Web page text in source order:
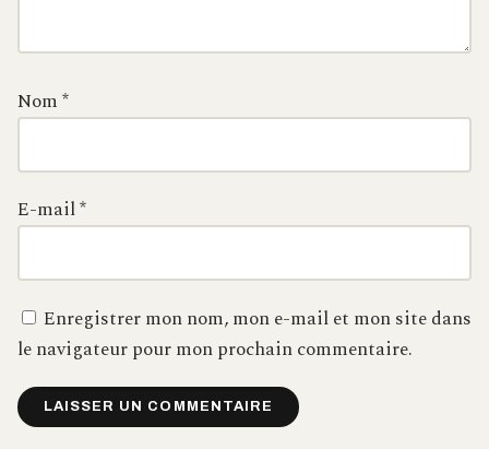
Nom*
E-mail*
Enregistrer mon nom, mon e-mail et mon site dans
le navigateur pour mon prochain commentaire.